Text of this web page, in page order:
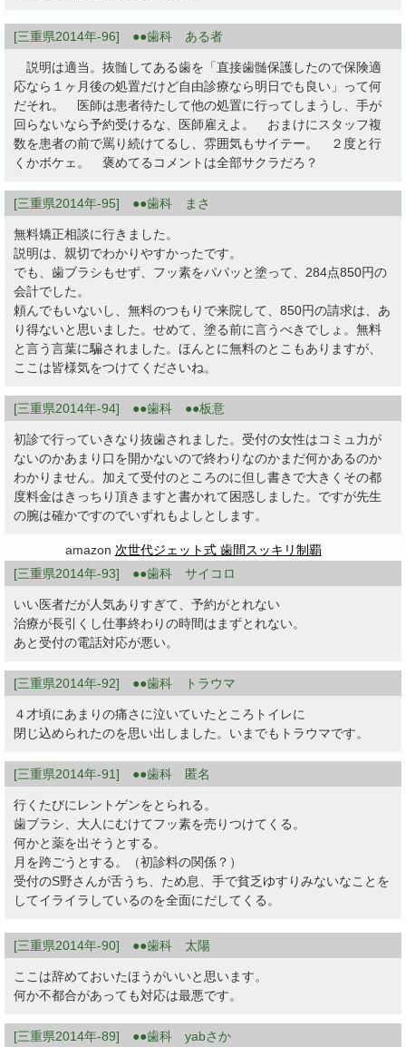
[三重県2014年-96] ●●歯科 ある者
説明は適当。抜髄してある歯を「直接歯髄保護したので保険適
応なら１ヶ月後の処置だけど自由診療なら明日でも良い」って何
だそれ。 医師は患者待たして他の処置に行ってしまうし、手が
回らないなら予約受けるな、医師雇えよ。 おまけにスタッフ複
数を患者の前で罵り続けてるし、雰囲気もサイテー。 ２度と行
くかボケェ。 褒めてるコメントは全部サクラだろ？
[三重県2014年-95] ●●歯科 まさ
無料矯正相談に行きました。
説明は、親切でわかりやすかったです。
でも、歯ブラシもせず、フッ素をパパッと塗って、284点850円の
会計でした。
頼んでもいないし、無料のつもりで来院して、850円の請求は、あ
り得ないと思いました。せめて、塗る前に言うべきでしょ。無料
と言う言葉に騙されました。ほんとに無料のとこもありますが、
ここは皆様気をつけてくださいね。
[三重県2014年-94] ●●歯科 ●●板意
初診で行っていきなり抜歯されました。受付の女性はコミュ力が
ないのかあまり口を開かないので終わりなのかまだ何かあるのか
わかりません。加えて受付のところのに但し書きで大きくその都
度料金はきっちり頂きますと書かれて困惑しました。ですが先生
の腕は確かですのでいずれもよしとします。
amazon 次世代ジェット式 歯間スッキリ制覇
[三重県2014年-93] ●●歯科 サイコロ
いい医者だが人気ありすぎて、予約がとれない
治療が長引くし仕事終わりの時間はまずとれない。
あと受付の電話対応が悪い。
[三重県2014年-92] ●●歯科 トラウマ
４才頃にあまりの痛さに泣いていたところトイレに
閉じ込められたのを思い出しました。いまでもトラウマです。
[三重県2014年-91] ●●歯科 匿名
行くたびにレントゲンをとられる。
歯ブラシ、大人にむけてフッ素を売りつけてくる。
何かと薬を出そうとする。
月を跨ごうとする。（初診料の関係？）
受付のS野さんが舌うち、ため息、手で貧乏ゆすりみないなことを
してイライラしているのを全面にだしてくる。
[三重県2014年-90] ●●歯科 太陽
ここは辞めておいたほうがいいと思います。
何か不都合があっても対応は最悪です。
[三重県2014年-89] ●●歯科 yabさか